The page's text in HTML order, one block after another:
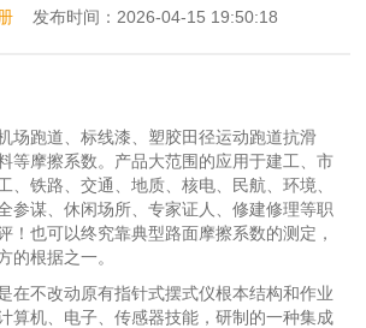
发布时间：2026-04-15 19:50:18
跑道、标线漆、塑胶田径运动跑道抗滑
等摩擦系数。产品大范围的应用于建工、市
、铁路、交通、地质、核电、民航、环境、
参谋、休闲场所、专家证人、修建修理等职
！也可以终究靠典型路面摩擦系数的测定，
的根据之一。
不改动原有指针式摆式仪根本结构和作业
算机、电子、传感器技能，研制的一种集成